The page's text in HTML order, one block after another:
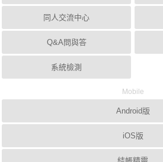
同人交流中心
Q&A問與答
系統檢測
Mobile
Android版
iOS版